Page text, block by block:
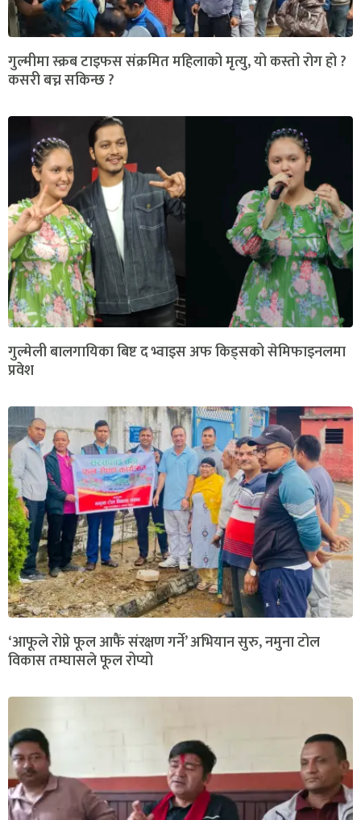
गुल्मीमा स्क्रब टाइफस संक्रमित महिलाको मृत्यु, यो कस्तो रोग हो ?
कसरी बच्न सकिन्छ ?
गुल्मेली बालगायिका बिष्ट द भ्वाइस अफ किड्सको सेमिफाइनलमा
प्रवेश
‘आफूले रोप्ने फूल आफैं संरक्षण गर्ने’ अभियान सुरु, नमुना टोल
विकास तम्घासले फूल रोप्यो